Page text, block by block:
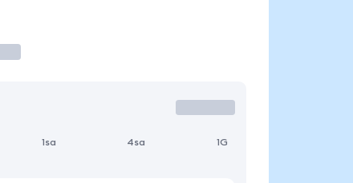
1sa 4sa 1G